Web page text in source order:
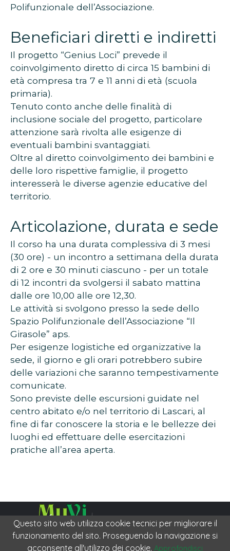
Polifunzionale dell’Associazione.
Beneficiari diretti e indiretti
Il progetto “Genius Loci” prevede il
coinvolgimento diretto di circa 15 bambini di
età compresa tra 7 e 11 anni di età (scuola
primaria).
Tenuto conto anche delle finalità di
inclusione sociale del progetto, particolare
attenzione sarà rivolta alle esigenze di
eventuali bambini svantaggiati.
Oltre al diretto coinvolgimento dei bambini e
delle loro rispettive famiglie, il progetto
interesserà le diverse agenzie educative del
territorio.
Articolazione, durata e sede
Il corso ha una durata complessiva di 3 mesi
(30 ore) - un incontro a settimana della durata
di 2 ore e 30 minuti ciascuno - per un totale
di 12 incontri da svolgersi il sabato mattina
dalle ore 10,00 alle ore 12,30.
Le attività si svolgono presso la sede dello
Spazio Polifunzionale dell’Associazione “Il
Girasole” aps.
Per esigenze logistiche ed organizzative la
sede, il giorno e gli orari potrebbero subire
delle variazioni che saranno tempestivamente
comunicate.
Sono previste delle escursioni guidate nel
centro abitato e/o nel territorio di Lascari, al
fine di far conoscere la storia e le bellezze dei
luoghi ed effettuare delle esercitazioni
pratiche all’area aperta.
Museo Virtuale della Memoria Collettiva
PRIVACY|COOKIE
Questo sito web utilizza cookie tecnici per migliorare il
funzionamento del sito. Proseguendo la navigazione si
acconsente all'utilizzo dei cookie. Approfondisci